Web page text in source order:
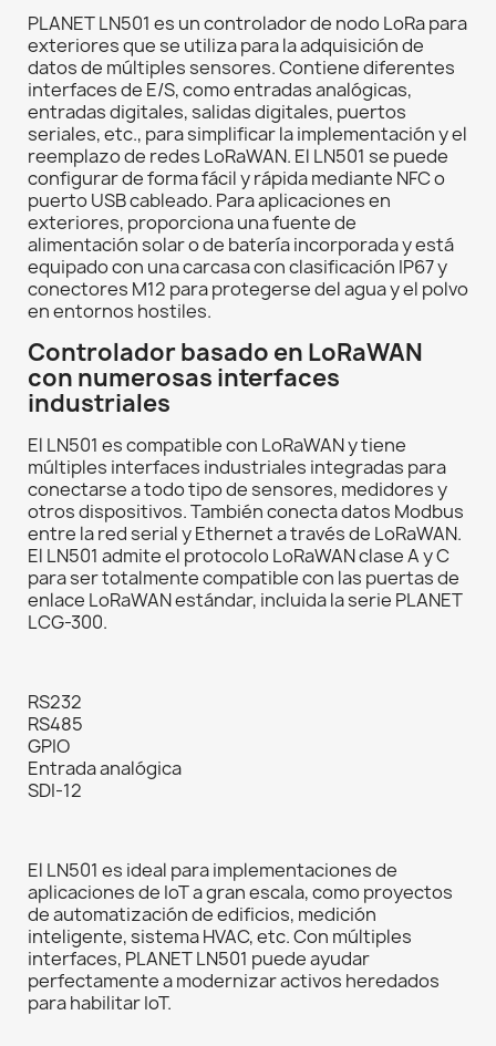
PLANET LN501 es un controlador de nodo LoRa para
exteriores que se utiliza para la adquisición de
datos de múltiples sensores. Contiene diferentes
interfaces de E/S, como entradas analógicas,
entradas digitales, salidas digitales, puertos
seriales, etc., para simplificar la implementación y el
reemplazo de redes LoRaWAN. El LN501 se puede
configurar de forma fácil y rápida mediante NFC o
puerto USB cableado. Para aplicaciones en
exteriores, proporciona una fuente de
alimentación solar o de batería incorporada y está
equipado con una carcasa con clasificación IP67 y
conectores M12 para protegerse del agua y el polvo
en entornos hostiles.
Controlador basado en LoRaWAN
con numerosas interfaces
industriales
El LN501 es compatible con LoRaWAN y tiene
múltiples interfaces industriales integradas para
conectarse a todo tipo de sensores, medidores y
otros dispositivos. También conecta datos Modbus
entre la red serial y Ethernet a través de LoRaWAN.
El LN501 admite el protocolo LoRaWAN clase A y C
para ser totalmente compatible con las puertas de
enlace LoRaWAN estándar, incluida la serie PLANET
LCG-300.
RS232
RS485
GPIO
Entrada analógica
SDI-12
El LN501 es ideal para implementaciones de
aplicaciones de IoT a gran escala, como proyectos
de automatización de edificios, medición
inteligente, sistema HVAC, etc. Con múltiples
interfaces, PLANET LN501 puede ayudar
perfectamente a modernizar activos heredados
para habilitar IoT.